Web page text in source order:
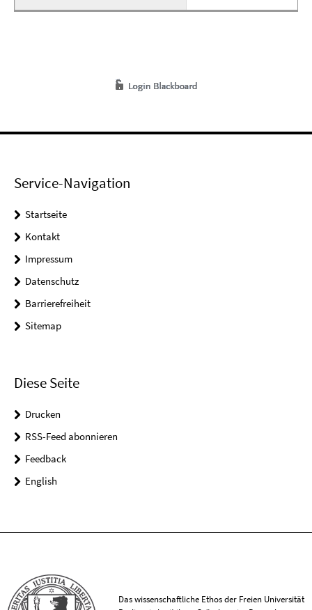
Service-Navigation
Startseite
Kontakt
Impressum
Datenschutz
Barrierefreiheit
Sitemap
Diese Seite
Drucken
RSS-Feed abonnieren
Feedback
English
Das wissenschaftliche Ethos der Freien Universität